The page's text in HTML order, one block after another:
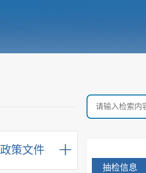
政策文件
抽检信息